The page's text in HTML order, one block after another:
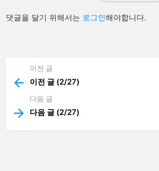
답
글
댓글을 달기 위해서는 로그인해야합니다.
more
이전 글
이전 글 (2/27)
다음 글
다음 글 (2/27)